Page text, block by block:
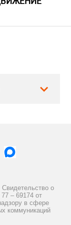
о
– 69174 от
в сфере
коммуникаций